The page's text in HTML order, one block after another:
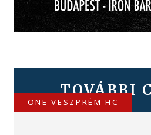
TOVÁBBI
ONE VESZPRÉM HC